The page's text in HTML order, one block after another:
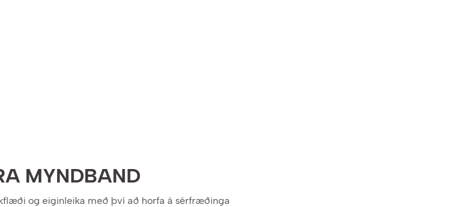
MYNDBAND
og eiginleika með því að horfa á sérfræðinga